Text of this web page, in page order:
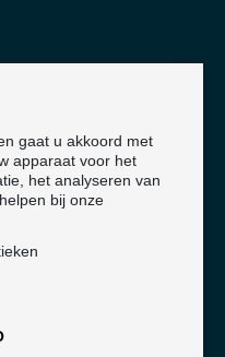
gaat u akkoord met
apparaat voor het
het analyseren van
bij onze